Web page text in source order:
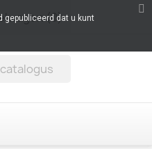
(0)
gepubliceerd dat u kunt